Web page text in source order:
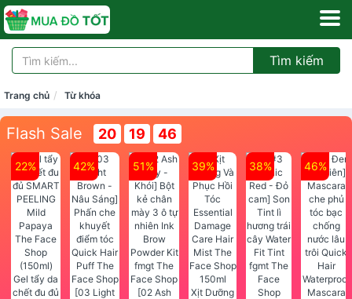
Tìm kiếm
Trang chủ Từ khóa
Flash Sale 20 19 44
22%
Gel tẩy da
chết đu đủ
42%
[03 Light
51%
[02 Ash
39%
Xịt Dưỡng
38% 46%